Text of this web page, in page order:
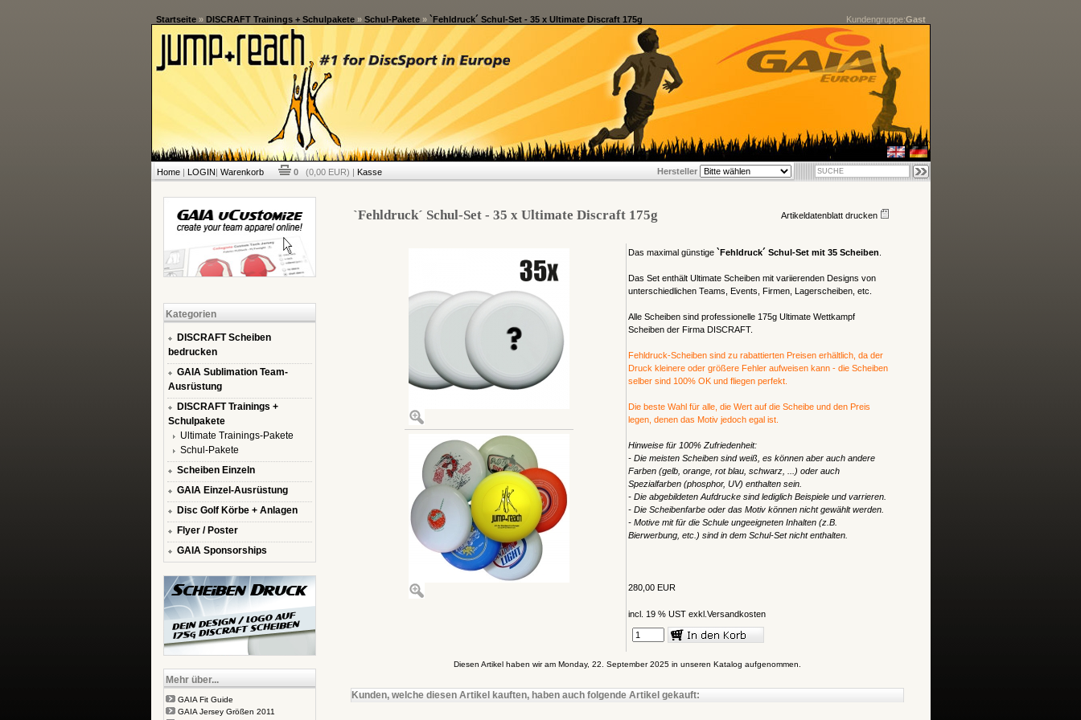
Startseite» DISCRAFT Trainings + Schulpakete» Schul-Pakete» `Fehldruck´ Schul-Set - 35 x Ultimate Discraft 175g Kundengruppe:Gast
Home| LOGIN| Warenkorb 0 (0,00 EUR) | Kasse Hersteller
Kategorien
DISCRAFT Scheiben
bedrucken
GAIA Sublimation Team-
Ausrüstung
DISCRAFT Trainings +
Schulpakete
Ultimate Trainings-Pakete
Schul-Pakete
Scheiben Einzeln
GAIA Einzel-Ausrüstung
Disc Golf Körbe + Anlagen
Flyer / Poster
GAIA Sponsorships
Mehr über...
GAIA Fit Guide
GAIA Jersey Größen 2011
`Fehldruck´ Schul-Set - 35 x Ultimate Discraft 175g Artikeldatenblatt drucken
Das maximal günstige `Fehldruck´ Schul-Set mit 35 Scheiben
Das Set enthält Ultimate Scheiben mit variierenden Designs von
unterschiedlichen Teams, Events, Firmen, Lagerscheiben, etc.
Alle Scheiben sind professionelle 175g Ultimate Wettkampf
Scheiben der Firma DISCRAFT.
Fehldruck-Scheiben sind zu rabattierten Preisen erhältlich, da der
Druck kleinere oder größere Fehler aufweisen kann - die Scheiben
selber sind 100% OK und fliegen perfekt.
Die beste Wahl für alle, die Wert auf die Scheibe und den Preis
legen, denen das Motiv jedoch egal ist.
Hinweise für 100% Zufriedenheit:
- Die meisten Scheiben sind weiß, es können aber auch andere
Farben (gelb, orange, rot blau, schwarz, ...) oder auch
Spezialfarben (phosphor, UV) enthalten sein.
- Die abgebildeten Aufdrucke sind lediglich Beispiele und varrieren.
- Die Scheibenfarbe oder das Motiv können nicht gewählt werden.
- Motive mit für die Schule ungeeigneten Inhalten (z.B.
Bierwerbung, etc.) sind in dem Schul-Set nicht enthalten.
280,00 EUR
incl. 19 % UST exkl. Versandkosten
Diesen Artikel haben wir am Monday, 22. September 2025 in unseren Katalog aufgenommen.
Kunden, welche diesen Artikel kauften, haben auch folgende Artikel gekauft: